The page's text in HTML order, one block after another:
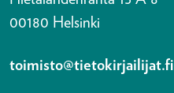
00180 Helsinki
toimisto@tietokirjailijat.fi